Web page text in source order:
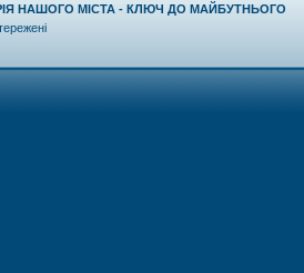
НАШОГО МІСТА - КЛЮЧ ДО МАЙБУТНЬОГО